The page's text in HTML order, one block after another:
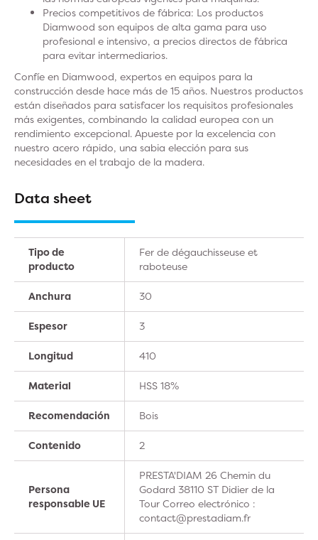
Precios competitivos de fábrica: Los productos
Diamwood son equipos de alta gama para uso
profesional e intensivo, a precios directos de fábrica
para evitar intermediarios.
Confíe en Diamwood, expertos en equipos para la
construcción desde hace más de 15 años. Nuestros productos
están diseñados para satisfacer los requisitos profesionales
más exigentes, combinando la calidad europea con un
rendimiento excepcional. Apueste por la excelencia con
nuestro acero rápido, una sabia elección para sus
necesidades en el trabajo de la madera.
Data sheet
Tipo de
producto
Fer de dégauchisseuse et
raboteuse
Anchura 30
Espesor 3
Longitud 410
Material HSS 18%
Recomendación Bois
Contenido 2
Persona
responsable UE
PRESTA'DIAM 26 Chemin du
Godard 38110 ST Didier de la
Tour Correo electrónico :
contact@prestadiam.fr